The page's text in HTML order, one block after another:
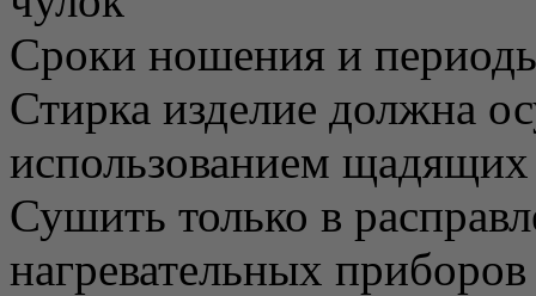
Сроки ношения и
Стирка изделие должна
использованием
Сушить только в
нагревательных приборов